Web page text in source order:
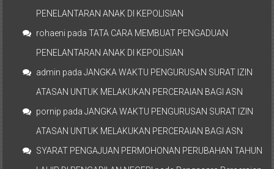
PENELANTARAN ANAK DI KEPOLISIAN
rohaeni padaTATA CARA MEMBUAT PENGADUAN
PENELANTARAN ANAK DI KEPOLISIAN
admin padaJANGKA WAKTU PENGURUSAN SURAT IZIN
ATASAN UNTUK MELAKUKAN PERCERAIAN BAGI ASN
pornip padaJANGKA WAKTU PENGURUSAN SURAT IZIN
ATASAN UNTUK MELAKUKAN PERCERAIAN BAGI ASN
SYARAT PENGAJUAN PERMOHONAN PERUBAHAN TAHUN